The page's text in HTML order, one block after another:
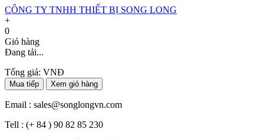
CÔNG TY TNHH THIẾT BỊ SONG LONG
+
0
Giỏ hàng
Đang tải...
Tổng giá: VNĐ
Mua tiếp Xem giỏ hàng
Email : sales@songlongvn.com
Tell : (+ 84 ) 90 82 85 230